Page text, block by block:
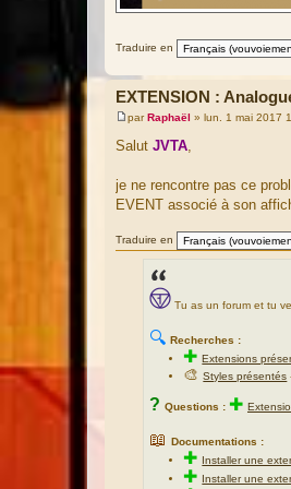
Traduire en
EXTENSION :
M
e
s
g
e
parRaphaël » lun. 1 mai 2017
Salut JVTA,
je ne rencontre pas ce
EVENT associé à son
Traduire en
Tu as un forum et tu
🔍 Recherches :
✚Extensions
🎨Styles présentés
? Questions : ✚
📖 Documentations :
✚ Installer une
✚ Installer une